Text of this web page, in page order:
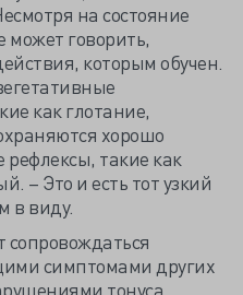
на состояние
может говорить,
которым обучен.
как глотание,
хорошо
рефлексы, такие как
– Это и есть тот узкий
в виду.
симптомами других
тонуса,